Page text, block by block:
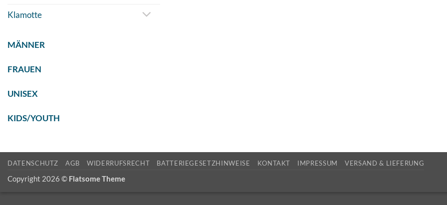
Klamotte
MÄNNER
FRAUEN
UNISEX
KIDS/YOUTH
DATENSCHUTZ AGB WIDERRUFSRECHT BATTERIEGESETZHINWEISE KONTAKT IMPRESSUM VERSAND & LIEFERUNG
Copyright 2026 © Flatsome Theme